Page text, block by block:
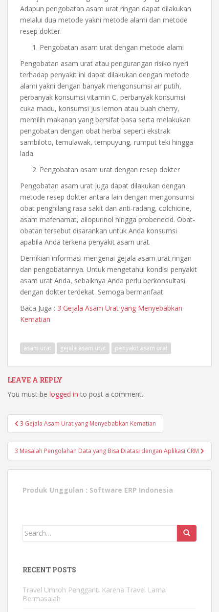
Adapun pengobatan asam urat ringan dapat dilakukan
melalui dua metode yakni metode alami dan metode
resep dokter.
Pengobatan asam urat dengan metode alami
Pengobatan asam urat atau pengurangan risiko nyeri
terhadap penyakit ini dapat dilakukan dengan metode
alami yakni dengan banyak mengonsumsi air putih,
perbanyak konsumsi vitamin C, perbanyak konsumsi
cuka madu, konsumsi jus lemon atau buah cherry,
memilih makanan yang bersifat basa serta melakukan
pengobatan dengan obat herbal seperti ekstrak
sambiloto, temulawak, tempuyung, rumput teki hingga
lada.
Pengobatan asam urat dengan resep dokter
Pengobatan asam urat juga dapat dilakukan dengan
metode resep dokter antara lain dengan mengonsumsi
obat penghilang rasa sakit dan anti-radang, colchicine,
asam mafenamat, allopurinol hingga probenecid. Obat-
obatan tersebut disarankan untuk Anda konsumsi
apabila Anda terkena penyakit asam urat.
Demikian informasi mengenai gejala asam urat ringan
dan pengobatannya. Untuk mengetahui kondisi penyakit
asam urat Anda, sebaiknya Anda perlu berkonsultasi
dengan dokter terdekat. Semoga bermanfaat.
Baca Juga : 3 Gejala Asam Urat yang Menyebabkan
Kematian
asam urat gejala asam urat penyakit asam urat
LEAVE A REPLY
You must be logged in to post a comment.
Post
navigation
3 Gejala Asam Urat yang Menyebabkan Kematian
3 Masalah Pengolahan Data yang Bisa Diatasi dengan Aplikasi CRM
Produk Unggulan : Software ERP Indonesia
Search
RECENT POSTS
Travel Umroh Pengganti Karena Travel Lama
Bermasalah